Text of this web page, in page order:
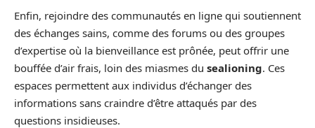
Enfin, rejoindre des communautés en ligne qui soutiennent
des échanges sains, comme des forums ou des groupes
d’expertise où la bienveillance est prônée, peut offrir une
bouffée d’air frais, loin des miasmes du sealioning. Ces
espaces permettent aux individus d’échanger des
informations sans craindre d’être attaqués par des
questions insidieuses.